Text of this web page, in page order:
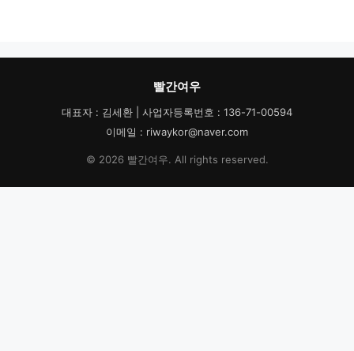
빨간여우
대표자 : 김세환 | 사업자등록번호 : 136-71-00594
이메일 : riwaykor@naver.com
© 2026 빨간여우. All rights reserved.